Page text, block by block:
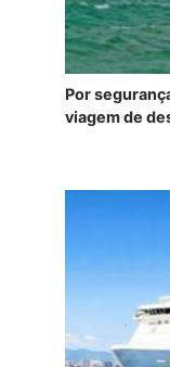
Por
viagem de